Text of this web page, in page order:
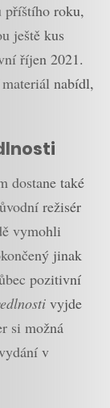
roku,
ještě kus
říjen 2021.
nabídl,
dostane také
režisér
vymohli
jinak
pozitivní
vyjde
si možná
v